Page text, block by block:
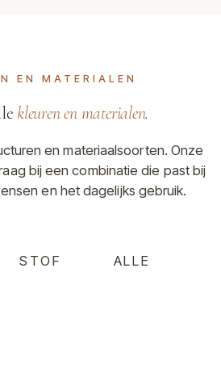
EN MATERIALEN
kleuren en materialen.
en materiaalsoorten. Onze
bij een combinatie die past bij
en het dagelijks gebruik.
STOF ALLE